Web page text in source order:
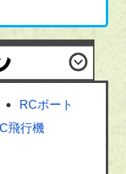
RCボート
飛行機